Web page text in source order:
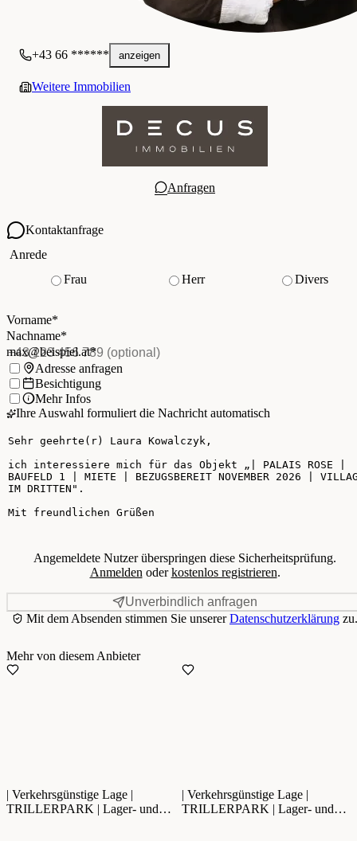
+43 66 ****** anzeigen
Weitere Immobilien
Anfragen
Kontaktanfrage
Ihre Kontaktdaten
Anrede
Frau
Herr
Divers
Vorname*
Nachname
Nachname*
E-Mail*(Pflichtfeld)
max@beispiel.at*
Telefon(optional)
Ich möchte:Adresse anfragen
Besichtigung
Mehr Infos
Ihre Auswahl formuliert die Nachricht automatisch
Ihre Nachricht
Angemeldete Nutzer überspringen diese Sicherheitsprüfung.
Anmelden oderkostenlos registrieren.
Unverbindlich anfragen
Mit dem Absenden stimmen Sie unsererDatenschutzerklärung zu.
Mehr von diesem Anbieter
| Verkehrsgünstige Lage |
TRILLERPARK | Lager- und
| Verkehrsgünstige Lage |
TRILLERPARK | Lager- und